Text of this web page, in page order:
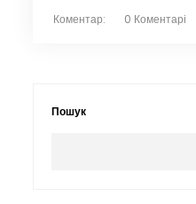
Коментар:
0 Коментарі
Пошук